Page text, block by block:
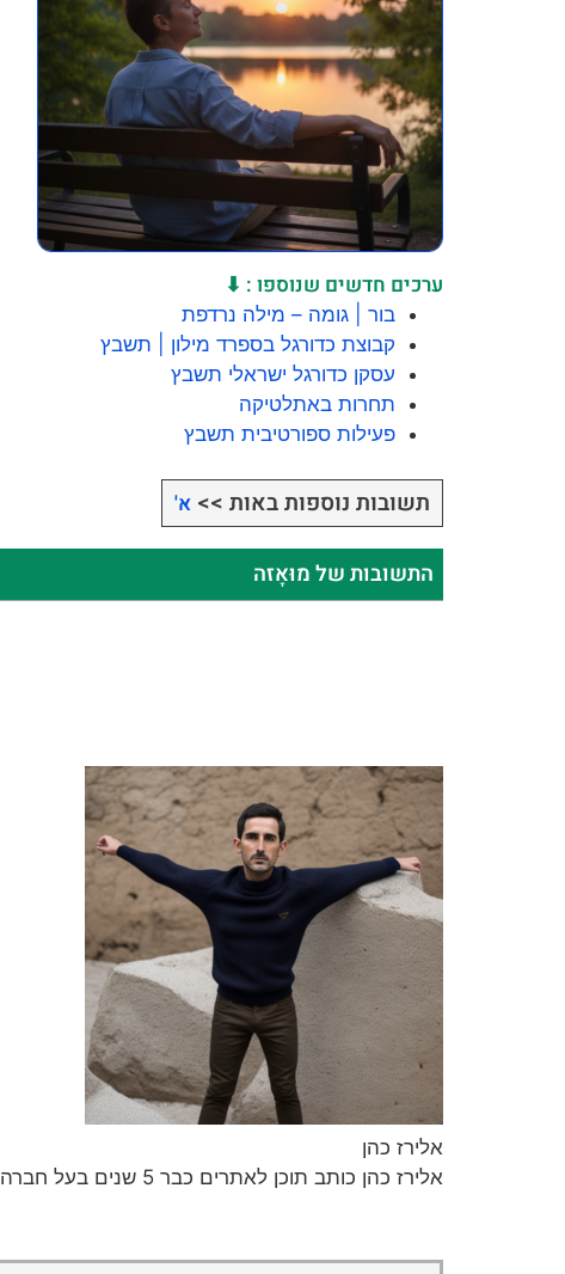
ערכים חדשים שנוספו : ⬇
בור | גומה – מילה נרדפת
קבוצת כדורגל בספרד מילון | תשבץ
עסקן כדורגל ישראלי תשבץ
תחרות באתלטיקה
פעילות ספורטיבית תשבץ
תשובות נוספות באות >> א'
התשובות של מוּאָזה
אלירז כהן
אלירז כהן כותב תוכן לאתרים כבר 5 שנים בעל חברה לכתיבת תכנים וקידום ברשת במגוון נושאים חמים ומעניינים.